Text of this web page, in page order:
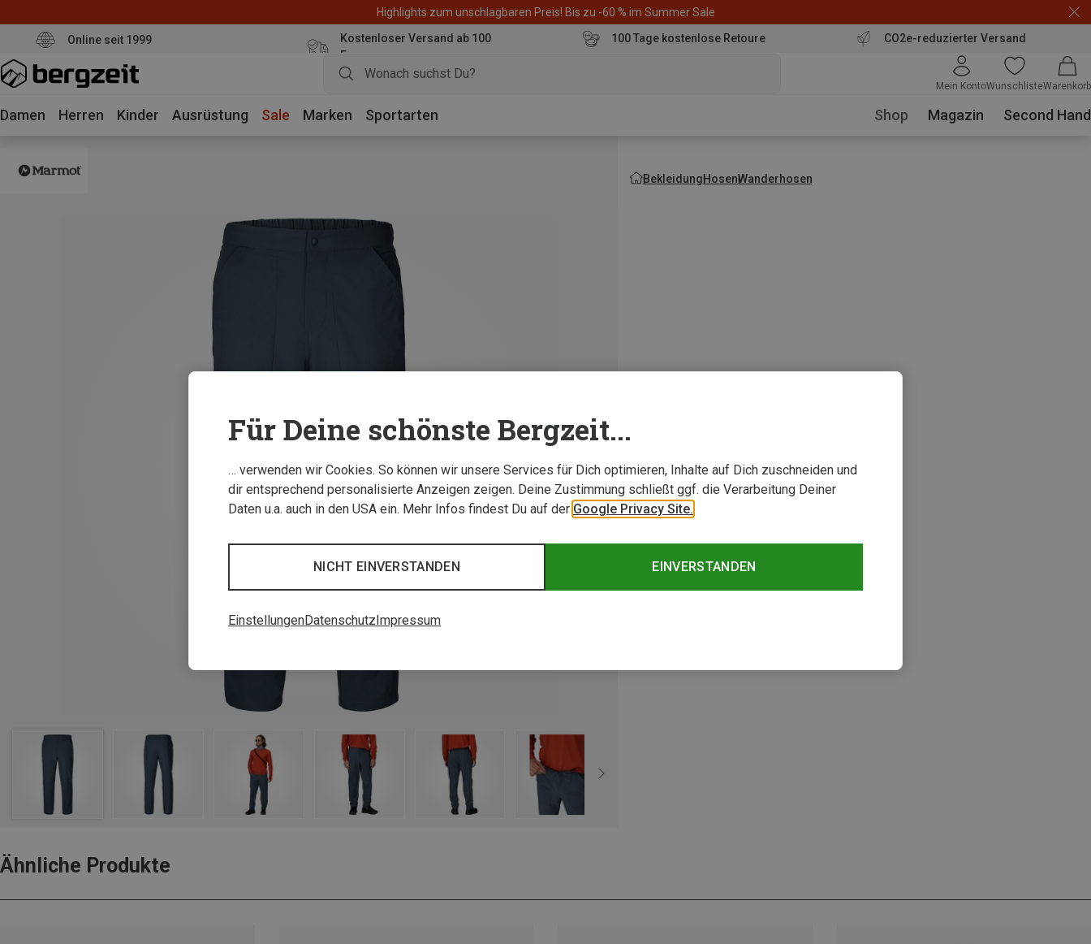
Highlights zum unschlagbaren Preis! Bis zu -60 % im Summer Sale
Online seit 1999
Kostenloser Versand ab 100
Euro
100 Tage kostenlose Retoure CO2e-reduzierter Versand
Mein KontoWunschlisteWarenkorb
Damen Herren Kinder Ausrüstung Sale Marken Sportarten Shop Magazin Second Hand
BekleidungHosenWanderhosen
Ähnliche Produkte
Für Deine schönste Bergzeit...
… verwenden wir Cookies. So können wir unsere Services für Dich optimieren, Inhalte auf Dich zuschneiden und
dir entsprechend personalisierte Anzeigen zeigen. Deine Zustimmung schließt ggf. die Verarbeitung Deiner
Daten u.a. auch in den USA ein. Mehr Infos findest Du auf der Google Privacy Site.
EINVERSTANDEN
NICHT EINVERSTANDEN
EinstellungenDatenschutz Impressum